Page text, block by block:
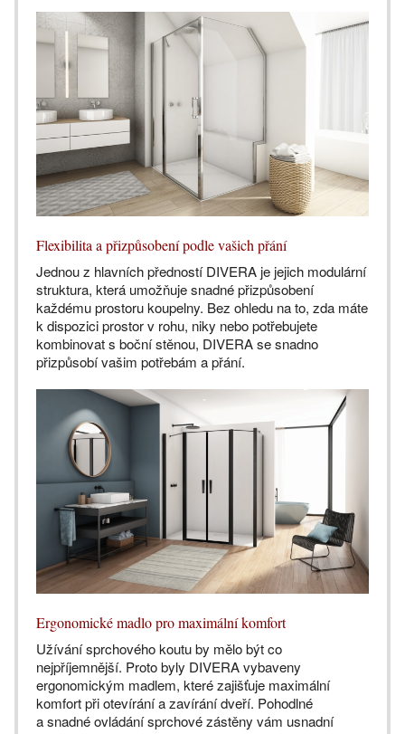
Flexibilita a přizpůsobení podle vašich přání
Jednou z hlavních předností DIVERA je jejich modulární
struktura, která umožňuje snadné přizpůsobení
každému prostoru koupelny. Bez ohledu na to, zda máte
k dispozici prostor v rohu, niky nebo potřebujete
kombinovat s boční stěnou, DIVERA se snadno
přizpůsobí vašim potřebám a přání.
Ergonomické madlo pro maximální komfort
Užívání sprchového koutu by mělo být co
nejpříjemnější. Proto byly DIVERA vybaveny
ergonomickým madlem, které zajišťuje maximální
komfort při otevírání a zavírání dveří. Pohodlné
a snadné ovládání sprchové zástěny vám usnadní